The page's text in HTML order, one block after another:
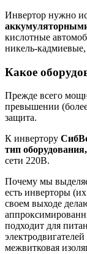
Инвертор нужно
кислотные
никель-
Какое
Прежде всего
превышении (более
защита.
К инвертору
тип оборудования,
сети 220В.
Почему мы
есть инверторы
своем выходе
подходит для
межвитковая